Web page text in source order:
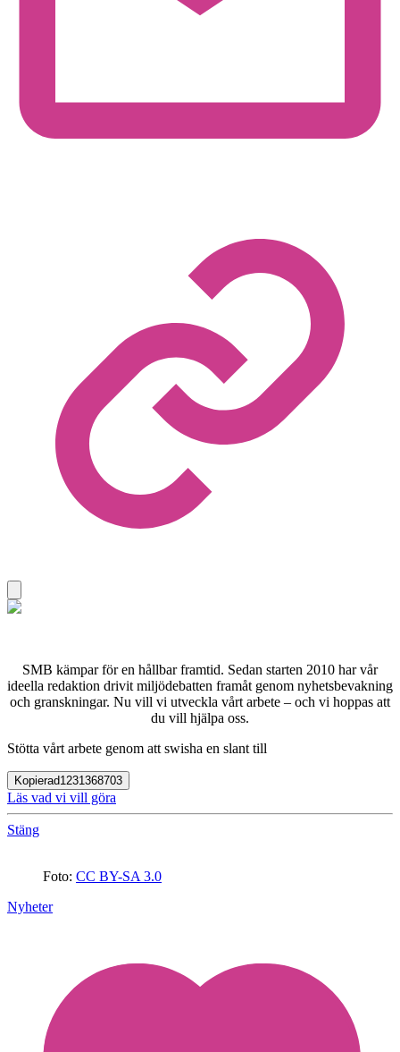
SMB kämpar för en hållbar framtid. Sedan starten 2010 har vår
ideella redaktion drivit miljödebatten framåt genom nyhetsbevakning
och granskningar. Nu vill vi utveckla vårt arbete – och vi hoppas att
du vill hjälpa oss.
Stötta vårt arbete genom att swisha en slant till
Kopierad1231368703
Läs vad vi vill göra
Stäng
Foto: CC BY-SA 3.0
Nyheter